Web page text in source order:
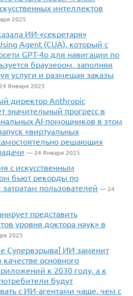
интеллектов
2025
ИИ-«секретаря»
Agent (CUA), который с
GPT-4o для навигации по
браузером, заполняя
услуги и размещая заказы
Января 2025
директор Anthropic
значительный прогресс в
AI-помощников в этом
«виртуальных
решающих
— 24 Января 2025
с искусственным
бьют рекорды по
пользователей — 24
представить
уровня доктора наук» в
2025
Супервзрыва] ИИ заменит
основного
к 2030 году, а к
будут
с ИИ-агентами чаще, чем с